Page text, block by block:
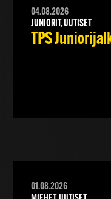
04.08.2026
JUNIORIT, UUTISET
TPS
01.08.2026